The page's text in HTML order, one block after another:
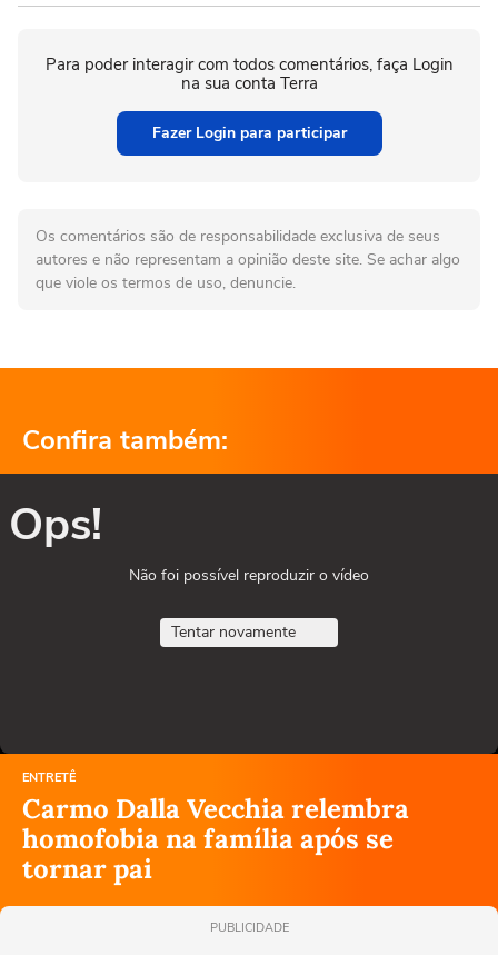
Para poder interagir com todos comentários, faça Login
na sua conta Terra
Fazer Login para participar
Os comentários são de responsabilidade exclusiva de seus
autores e não representam a opinião deste site. Se achar algo
que viole os termos de uso, denuncie.
Confira também:
Ops!
Não foi possível reproduzir o vídeo
Tentar novamente
ENTRETÊ
Carmo Dalla Vecchia relembra
homofobia na família após se
tornar pai
PUBLICIDADE